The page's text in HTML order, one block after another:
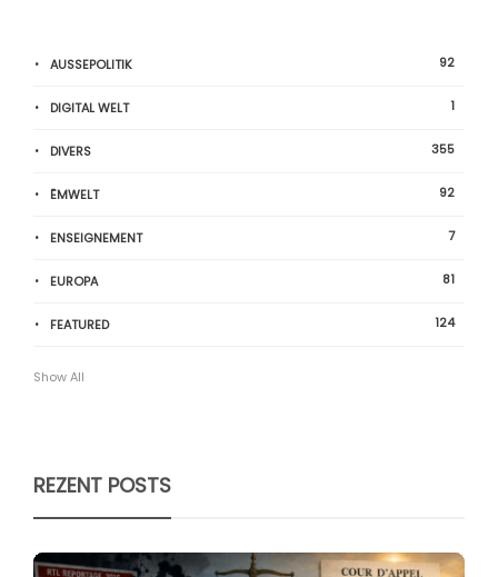
AUSSEPOLITIK 92
DIGITAL WELT 1
DIVERS 355
ËMWELT 92
ENSEIGNEMENT 7
EUROPA 81
FEATURED 124
Show All
REZENT POSTS